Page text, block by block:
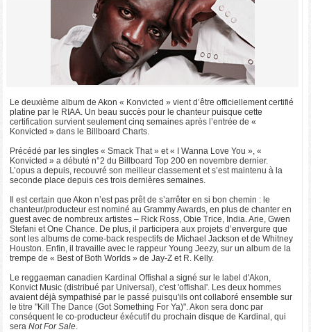
Le deuxième album de Akon « Konvicted » vient d’être officiellement certifié
platine par le RIAA. Un beau succès pour le chanteur puisque cette
certification survient seulement cinq semaines après l’entrée de «
Konvicted » dans le Billboard Charts.
Précédé par les singles « Smack That » et « I Wanna Love You », «
Konvicted » a débuté n°2 du Billboard Top 200 en novembre dernier.
L’opus a depuis, recouvré son meilleur classement et s’est maintenu à la
seconde place depuis ces trois dernières semaines.
Il est certain que Akon n’est pas prêt de s’arrêter en si bon chemin : le
chanteur/producteur est nominé au Grammy Awards, en plus de chanter en
guest avec de nombreux artistes – Rick Ross, Obie Trice, India. Arie, Gwen
Stefani et One Chance. De plus, il participera aux projets d’envergure que
sont les albums de come-back respectifs de Michael Jackson et de Whitney
Houston. Enfin, il travaille avec le rappeur Young Jeezy, sur un album de la
trempe de « Best of Both Worlds » de Jay-Z et R. Kelly.
Le reggaeman canadien Kardinal Offishal a signé sur le label d'Akon,
Konvict Music (distribué par Universal), c'est 'offishal'. Les deux hommes
avaient déjà sympathisé par le passé puisqu'ils ont collaboré ensemble sur
le titre "Kill The Dance (Got Something For Ya)". Akon sera donc par
conséquent le co-producteur éxécutif du prochain disque de Kardinal, qui
seraNot For Sale.